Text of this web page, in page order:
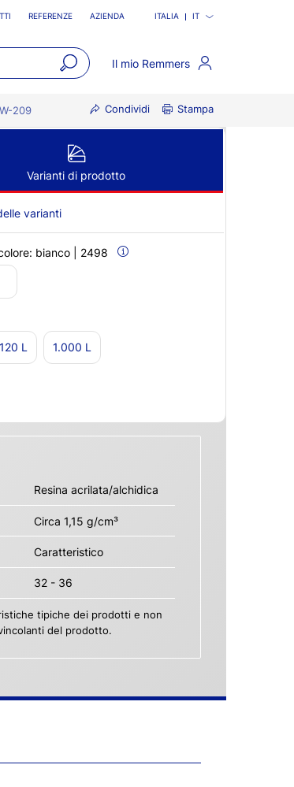
REFERENZE AZIENDA ITALIA IT
Il mio Remmers
209 Condividi Stampa
Varianti di prodotto
varianti
bianco | 2498
120 L 1.000 L
Resina acrilata/alchidica
Circa 1,15 g/cm³
Caratteristico
32 - 36
tipiche dei prodotti e non
del prodotto.